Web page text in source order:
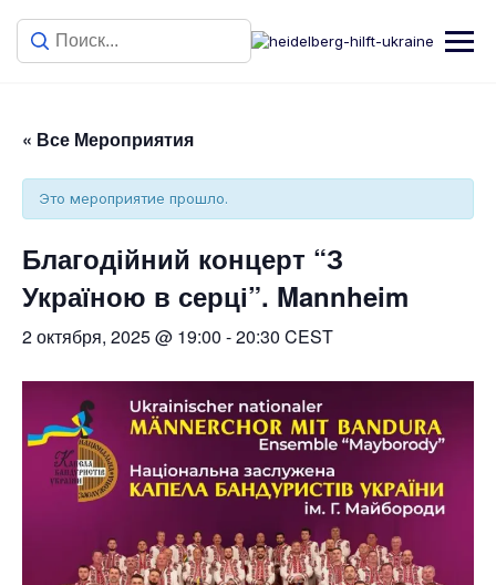
« Все Мероприятия
Это мероприятие прошло.
Благодійний концерт “З
Україною в серці”. Mannheim
2 октября, 2025 @ 19:00 -20:30 CEST